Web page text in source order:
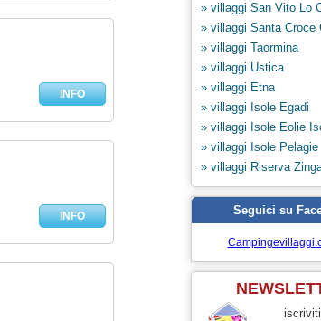
INFO
INFO
» villaggi San Vito Lo
» villaggi Santa Croce
» villaggi Taormina
» villaggi Ustica
» villaggi Etna
» villaggi Isole Egadi
» villaggi Isole Eolie
» villaggi Isole Pelagie
» villaggi Riserva
Seguici su